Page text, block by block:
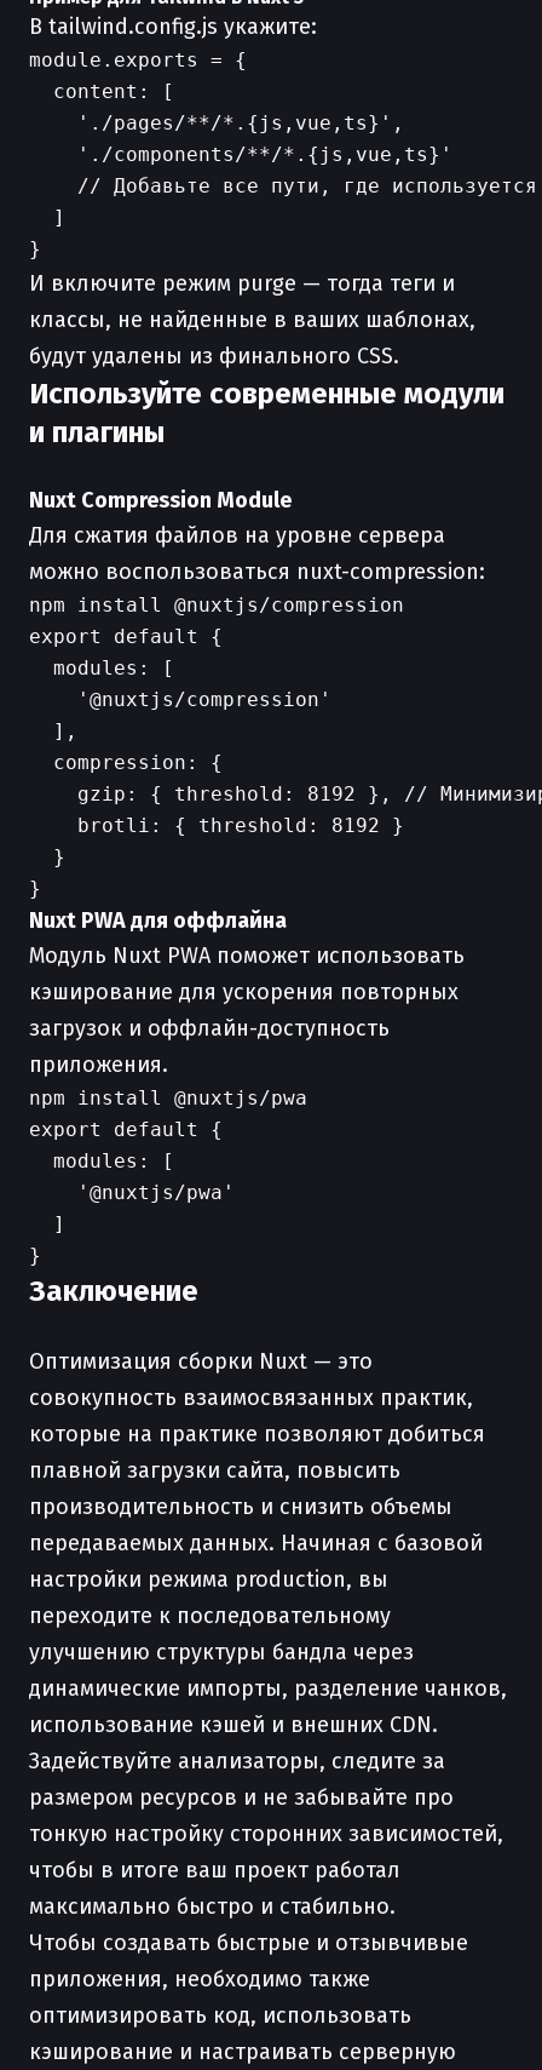
В tailwind.config.js укажите:
module.exports = {
  content: [
    './pages/**/*.{js,vue,ts}',
    './components/**/*.{js,vue,ts}'
// Добавьте все пути, где используется
  ]
И включите режим purge — тогда теги и
классы, не найденные в ваших шаблонах,
будут удалены из финального CSS.
Используйте современные модули
и плагины
Nuxt Compression Module
Для сжатия файлов на уровне сервера
можно воспользоваться nuxt-compression:
export default {
  modules: [
    '@nuxtjs/compression'
  ],
  compression: {
gzip: { threshold: 8192 }, //
    brotli: { threshold: 8192 }
  }
Nuxt PWA для оффлайна
Модуль Nuxt PWA поможет использовать
кэширование для ускорения повторных
загрузок и оффлайн-доступность
приложения.
export default {
  modules: [
    '@nuxtjs/pwa'
  ]
Заключение
Оптимизация сборки Nuxt — это
совокупность взаимосвязанных практик,
которые на практике позволяют добиться
плавной загрузки сайта, повысить
производительность и снизить объемы
передаваемых данных. Начиная с базовой
настройки режима production, вы
переходите к последовательному
улучшению структуры бандла через
динамические импорты, разделение чанков,
использование кэшей и внешних CDN.
Задействуйте анализаторы, следите за
размером ресурсов и не забывайте про
тонкую настройку сторонних зависимостей,
чтобы в итоге ваш проект работал
максимально быстро и стабильно.
Чтобы создавать быстрые и отзывчивые
приложения, необходимо также
оптимизировать код, использовать
кэширование и настраивать серверную